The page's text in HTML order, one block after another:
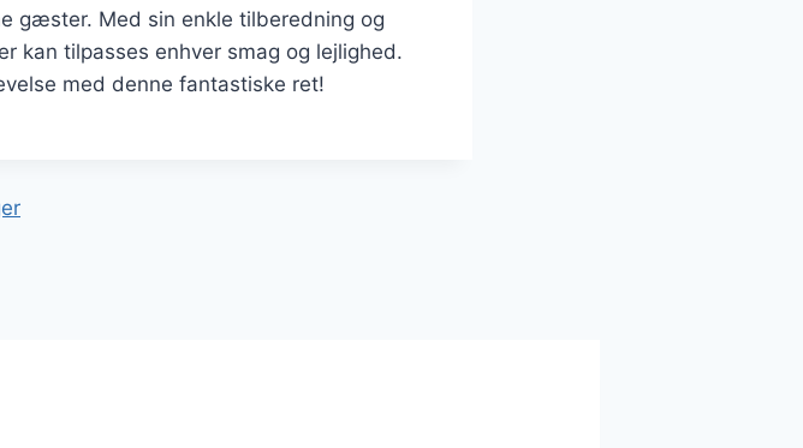
gæster. Med sin enkle tilberedning og
kan tilpasses enhver smag og lejlighed.
med denne fantastiske ret!